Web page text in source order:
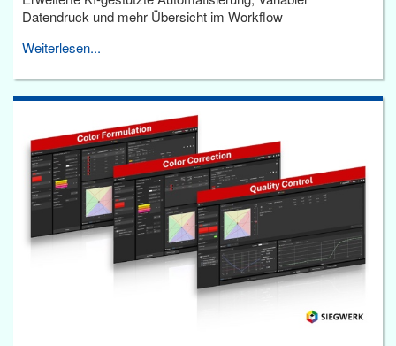
Datendruck und mehr Übersicht im Workflow
Weiterlesen...